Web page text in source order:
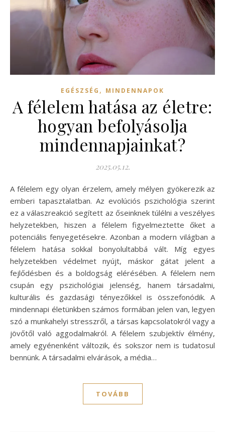
EGÉSZSÉG , MINDENNAPOK
A félelem hatása az életre:
hogyan befolyásolja
mindennapjainkat?
2025.05.12.
A félelem egy olyan érzelem, amely mélyen gyökerezik az
emberi tapasztalatban. Az evolúciós pszichológia szerint
ez a válaszreakció segített az őseinknek túlélni a veszélyes
helyzetekben, hiszen a félelem figyelmeztette őket a
potenciális fenyegetésekre. Azonban a modern világban a
félelem hatása sokkal bonyolultabbá vált. Míg egyes
helyzetekben védelmet nyújt, máskor gátat jelent a
fejlődésben és a boldogság elérésében. A félelem nem
csupán egy pszichológiai jelenség, hanem társadalmi,
kulturális és gazdasági tényezőkkel is összefonódik. A
mindennapi életünkben számos formában jelen van, legyen
szó a munkahelyi stresszről, a társas kapcsolatokról vagy a
jövőtől való aggodalmakról. A félelem szubjektív élmény,
amely egyénenként változik, és sokszor nem is tudatosul
bennünk. A társadalmi elvárások, a média…
TOVÁBB